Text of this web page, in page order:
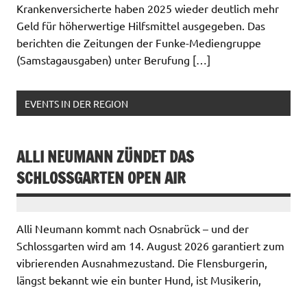
Krankenversicherte haben 2025 wieder deutlich mehr
Geld für höherwertige Hilfsmittel ausgegeben. Das
berichten die Zeitungen der Funke-Mediengruppe
(Samstagausgaben) unter Berufung […]
EVENTS IN DER REGION
ALLI NEUMANN ZÜNDET DAS
SCHLOSSGARTEN OPEN AIR
Alli Neumann kommt nach Osnabrück – und der
Schlossgarten wird am 14. August 2026 garantiert zum
vibrierenden Ausnahmezustand. Die Flensburgerin,
längst bekannt wie ein bunter Hund, ist Musikerin,